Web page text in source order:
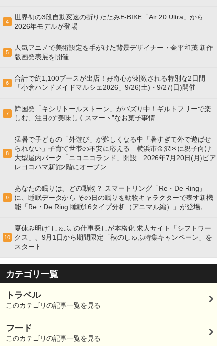
4
世界初の3段自動変速の折りたたみE-BIKE「Air 20 Ultra」から
2026年モデルが登場
5
人気アニメで美術設定を手がけた背景デザイナー・金平和茂 新作
版画発表展を開催
6
合計で約1,100ブースが出店！好奇心が刺激される特別な2日間
「小倉ハンドメイドマルシェ2026」9/26(土)・9/27(日)開催
7
韓国発「キシリトールストーン」がバズり中！ギルトフリーで楽
しむ、注目の“美味しくスマート”なお菓子事情
8
猛暑で子どもの「外遊び」が難しくなる中「暑すぎて外で遊ばせ
られない」子育て世帯の不安に応える 横浜市金沢区に親子向け
大型屋内パーク「ニコニコランド」開設 2026年7月20日(月)ビア
レヨコハマ新館2階にオープン
9
あなたの眠りは、どの動物？ スマートリング「Re・De Ring」
に、睡眠データから その日の眠りを動物キャラクターで表す新機
能「Re・De Ring 睡眠16タイプ分析（アニマル編）」が登場。
10
夏休み明け“しゅふ”の仕事探しが本格化 求人サイト「シフトワー
クス」、9月1日から期間限定「秋のしゅふ特集キャンペーン」を
スタート
カテゴリ一覧
トラベル
このカテゴリの記事一覧を見る
フード
このカテゴリの記事一覧を見る